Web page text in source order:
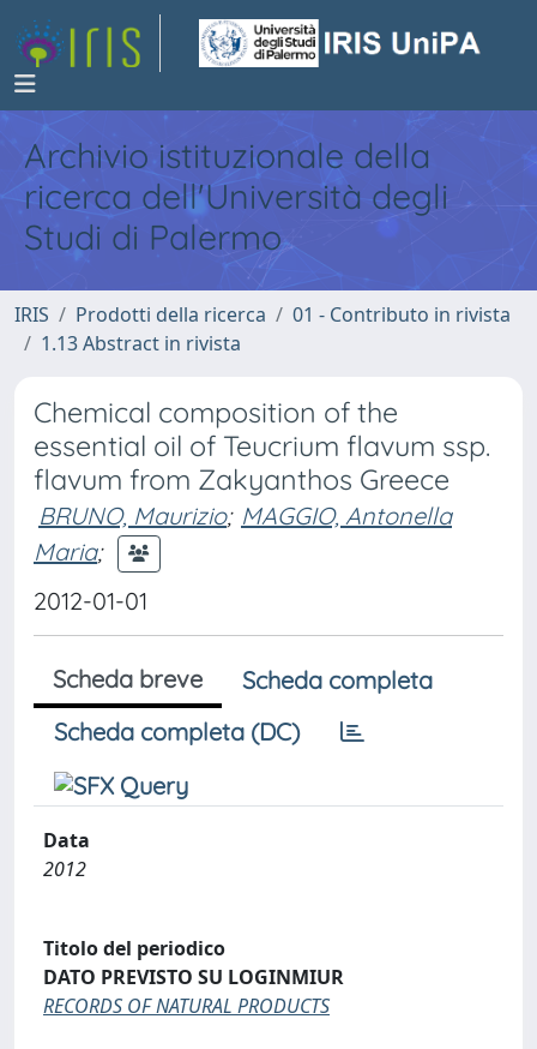
Archivio istituzionale della
ricerca dell'Università degli
Studi di Palermo
IRIS Prodotti della ricerca
01 - Contributo in rivista
1.13 Abstract in rivista
Chemical composition of the
essential oil of Teucrium flavum ssp.
flavum from Zakyanthos Greece
BRUNO, Maurizio; MAGGIO, Antonella
Maria;
2012-01-01
Scheda breve
Scheda completa
Scheda completa (DC)
Data
2012
Titolo del periodico
DATO PREVISTO SU LOGINMIUR
RECORDS OF NATURAL PRODUCTS